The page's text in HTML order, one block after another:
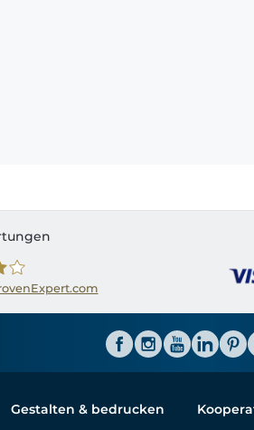
Gestalten & bedrucken